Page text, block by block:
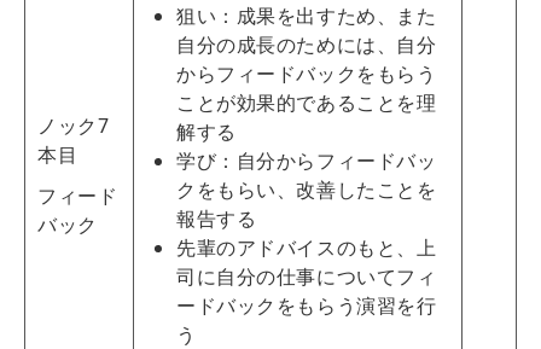
ノック7
本目
フィード
バック
狙い：成果を出すため、また
自分の成長のためには、自分
からフィードバックをもらう
ことが効果的であることを理
解する
学び：自分からフィードバッ
クをもらい、改善したことを
報告する
先輩のアドバイスのもと、上
司に自分の仕事についてフィ
ードバックをもらう演習を行
う